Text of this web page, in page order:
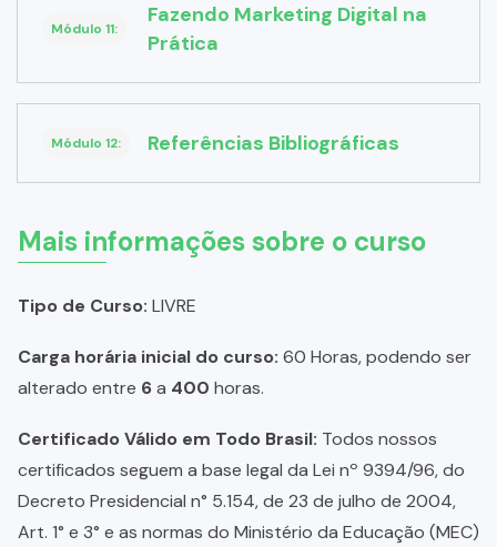
Módulo 11:
Fazendo Marketing Digital na
Prática
Módulo 12: Referências Bibliográficas
Mais informações sobre o curso
Tipo de Curso: LIVRE
Carga horária inicial do curso: 60 Horas, podendo ser
alterado entre 6a 400 horas.
Certificado Válido em Todo Brasil: Todos nossos
certificados seguem a base legal da Lei nº 9394/96, do
Decreto Presidencial n° 5.154, de 23 de julho de 2004,
Art. 1° e 3° e as normas do Ministério da Educação (MEC)